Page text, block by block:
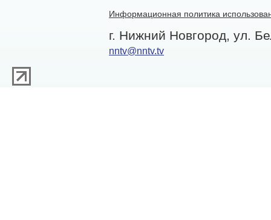
Информационная политика
г. Нижний Новгород, ул.
nntv@nntv.tv